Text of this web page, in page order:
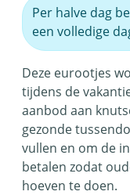
Per halve dag
een volledige
Deze eurootjes
tijdens de
aanbod aan
gezonde
vullen en om de
betalen zodat
hoeven te doen.